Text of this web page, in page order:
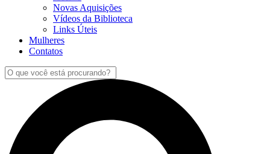
Novas Aquisições
Vídeos da Biblioteca
Links Úteis
Mulheres
Contatos